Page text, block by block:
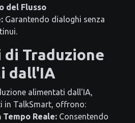
del Flusso
Garantendo dialoghi senza
Traduzione
dall'IA
alimentati dall'IA,
in TalkSmart, offrono:
Reale: Consentendo